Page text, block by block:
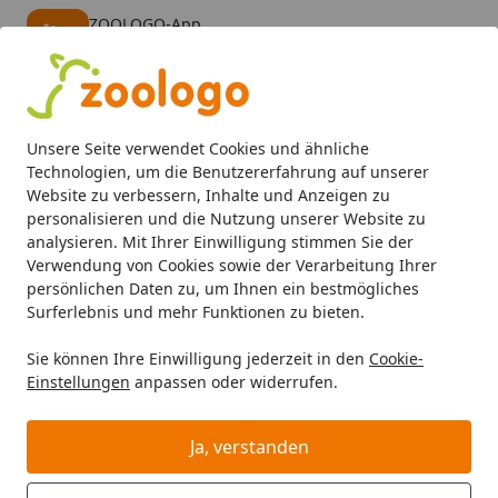
Unsere Seite verwendet Cookies und ähnliche
Technologien, um die Benutzererfahrung auf unserer
Website zu verbessern, Inhalte und Anzeigen zu
personalisieren und die Nutzung unserer Website zu
analysieren. Mit Ihrer Einwilligung stimmen Sie der
Verwendung von Cookies sowie der Verarbeitung Ihrer
persönlichen Daten zu, um Ihnen ein bestmögliches
Surferlebnis und mehr Funktionen zu bieten.
Sie können Ihre Einwilligung jederzeit in den Cookie-
Einstellungen anpassen oder widerrufen.
Ja, verstanden
ZOOLOGO-App
Alle Produkte
Mein Konto
Suchen
Startseite
Hund Hundefutter Snacks Bubeck Bully Biskuit
Bubeck Bully Biskuit Hundesnack
4.5 (12 Bewertungen)